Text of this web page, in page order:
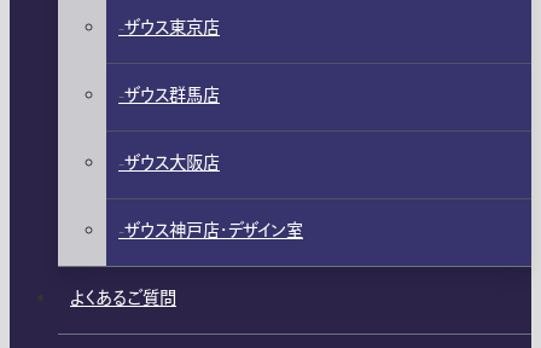
ザウス東京店
ザウス群馬店
ザウス大阪店
ザウス神戸店・デザイン室
よくあるご質問